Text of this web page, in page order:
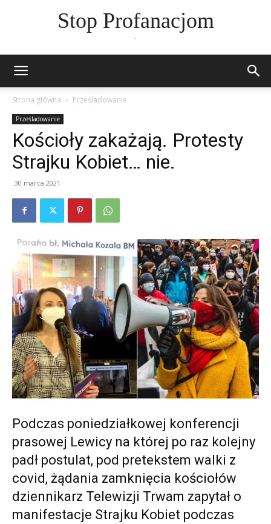
Stop Profanacjom
Strona główna Prześladowanie
Prześladowanie
Kościoły zakażają. Protesty
Strajku Kobiet… nie.
30 marca 2021
Podczas poniedziałkowej konferencji
prasowej Lewicy na której po raz kolejny
padł postulat, pod pretekstem walki z
covid, żądania zamknięcia kościołów
dziennikarz Telewizji Trwam zapytał o
manifestacje Strajku Kobiet podczas